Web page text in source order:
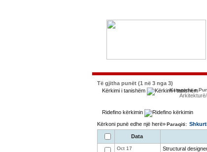
Të gjitha punët (1 në 3 nga 3)
Kërkimi i tanishëm
Kategoria e
Ridefino kërkimin
Kërkoni punë edhe një herë»Paraqiti:
Data
Oct 17 Structural